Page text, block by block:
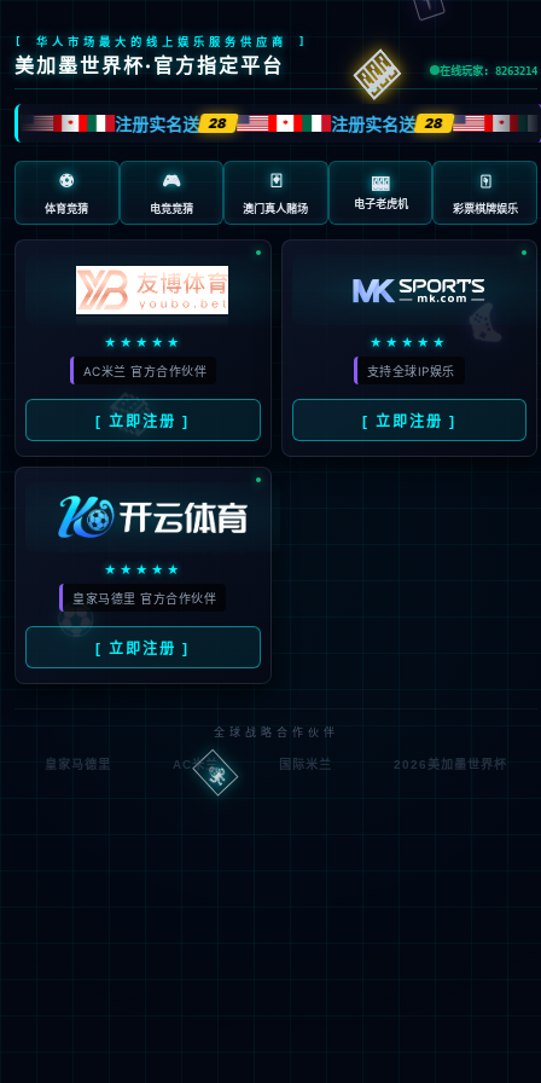
“/”应用程序中的服务器错误。
未能执行 URL。
说明:
执行当前 Web 请求期间，出现未经处理的异常。请检查堆栈跟踪信息，以了解有关
错误以及代码中导致错误的出处的详细信息。
异常详细信息: System.Web.HttpException: 未能执行 URL。
源错误:
执行当前 Web 请求期间生成了未经处理的异常。可以使用下面的异常堆栈
跟踪信息确定有关异常原因和发生位置的信息。
[HttpException (0x80004005): 未能执行 URL。]
System.Web.HttpResponse.BeginExecuteUrlForEntireResponse(String
System.Web.DefaultHttpHandler.BeginProcessRequest(HttpContext
版本信息:Microsoft .NET Framework 版本:4.0.30319; ASP.NET 版本:4.0.30319.1